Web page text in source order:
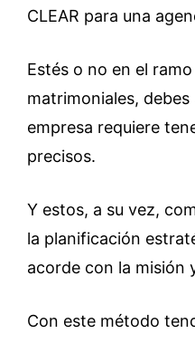
CLEAR para una
Estés o no en el
matrimoniales,
empresa requiere
precisos.
Y estos, a su vez,
la planificación
acorde con la misión
Con este método